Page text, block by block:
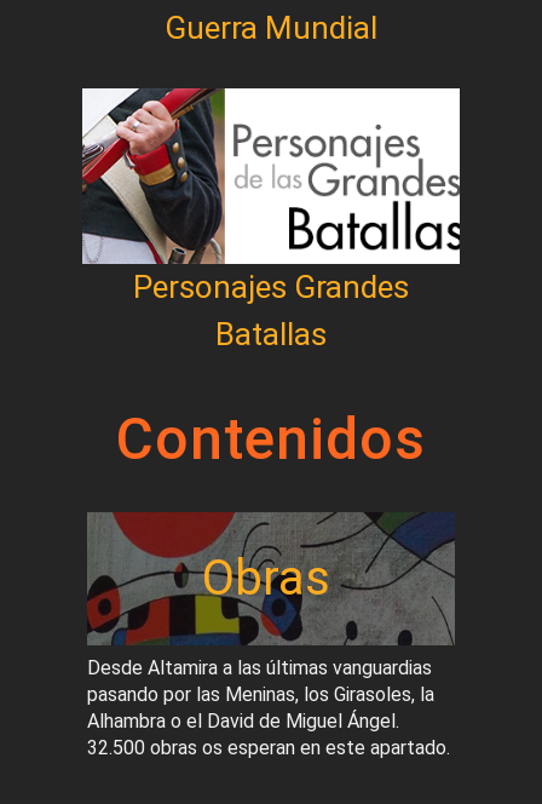
Guerra Mundial
Personajes Grandes
Batallas
Contenidos
Obras
Desde Altamira a las últimas vanguardias
pasando por las Meninas, los Girasoles, la
Alhambra o el David de Miguel Ángel.
32.500 obras os esperan en este apartado.